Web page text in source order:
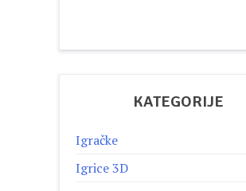
KATEGORIJE
Igračke
Igrice 3D